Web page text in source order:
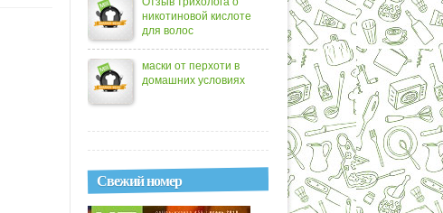
никотиновой кислоте
для волос
маски от перхоти в
домашних условиях
Свежий номер